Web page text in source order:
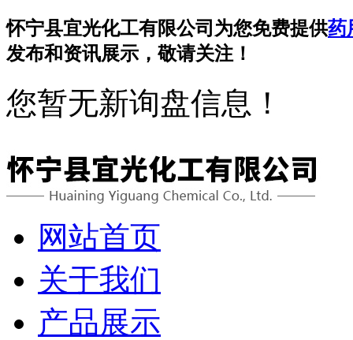
怀宁县宜光化工有限公司为您免费提供药
发布和资讯展示，敬请关注！
您暂无新询盘信息！
网站首页
关于我们
产品展示